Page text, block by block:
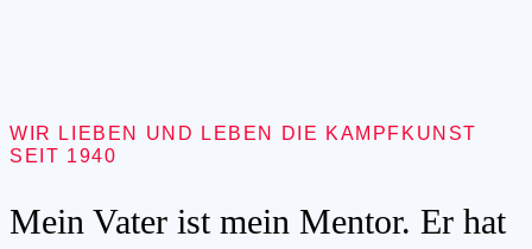
WIR LIEBEN UND LEBEN DIE KAMPFKUNST
SEIT 1940
Mein Vater ist mein Mentor. Er hat